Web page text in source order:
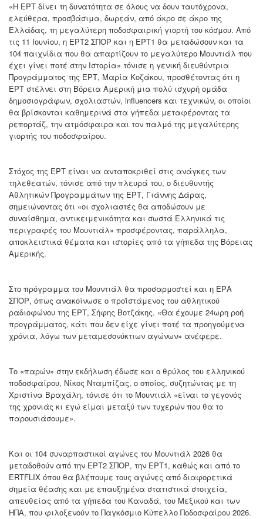
«Η ΕΡΤ δίνει τη δυνατότητα σε όλους να δουν ταυτόχρονα,
ελεύθερα, προσβάσιμα, δωρεάν, από άκρο σε άκρο της
Ελλάδας, τη μεγαλύτερη ποδοσφαιρική γιορτή του κόσμου. Από
τις 11 Ιουνίου, η ΕΡΤ2 ΣΠΟΡ και η ΕΡΤ1 θα μεταδώσουν και τα
104 παιχνίδια που θα απαρτίζουν το μεγαλύτερο Μουντιάλ που
έχει γίνει ποτέ στην Ιστορία» τόνισε η γενική διευθύντρια
Προγράμματος της ΕΡΤ, Μαρία Κοζάκου, προσθέτοντας ότι η
ΕΡΤ στέλνει στη Βόρεια Αμερική μια πολύ ισχυρή ομάδα
δημοσιογράφων, σχολιαστών, influencers και τεχνικών, οι οποίοι
θα βρίσκονται καθημερινά στα γήπεδα μεταφέροντας τα
ρεπορτάζ, την ατμόσφαιρα και τον παλμό της μεγαλύτερης
γιορτής του ποδοσφαίρου.
Στόχος της ΕΡΤ είναι να ανταποκριθεί στις ανάγκες των
τηλεθεατών, τόνισε από την πλευρά του, ο διευθυντής
Αθλητικών Προγραμμάτων της ΕΡΤ, Γιάννης Δάρας,
σημειώνοντας ότι «οι σχολιαστές θα αποδώσουν με
συναίσθημα, αντικειμενικότητα και σωστά Ελληνικά τις
περιγραφές του Μουντιάλ» προσφέροντας, παράλληλα,
αποκλειστικά θέματα και ιστορίες από τα γήπεδα της Βόρειας
Αμερικής.
Στο πρόγραμμα του Μουντιάλ θα προσαρμοστεί και η ΕΡΑ
ΣΠΟΡ, όπως ανακοίνωσε ο προϊστάμενος του αθλητικού
ραδιοφώνου της ΕΡΤ, Σήφης Βοτζάκης. «Θα έχουμε 24ωρη ροή
προγράμματος, κάτι που δεν είχε γίνει ποτέ τα προηγούμενα
χρόνια, λόγω των μεταμεσονύκτιων αγώνων» ανέφερε.
Το «παρών» στην εκδήλωση έδωσε και ο θρύλος του ελληνικού
ποδοσφαίρου, Νίκος Νταμπίζας, ο οποίος, συζητώντας με τη
Χριστίνα Βραχάλη, τόνισε ότι το Μουντιάλ «είναι το γεγονός
της χρονιάς κι εγώ είμαι μεταξύ των τυχερών που θα το
παρουσιάσουμε».
Και οι 104 συναρπαστικοί αγώνες του Μουντιάλ 2026 θα
μεταδοθούν από την ΕΡΤ2 ΣΠΟΡ, την ΕΡΤ1, καθώς και από το
ERTFLIX όπου θα βλέπουμε τους αγώνες από διαφορετικά
σημεία θέασης και με επαυξημένα στατιστικά στοιχεία,
απευθείας από τα γήπεδα του Καναδά, του Μεξικού και των
ΗΠΑ, που φιλοξενούν το Παγκόσμιο Κύπελλο Ποδοσφαίρου 2026.